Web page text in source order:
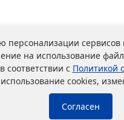
персонализации
на использование
соответствии с Политикой
cookies,
Согласен